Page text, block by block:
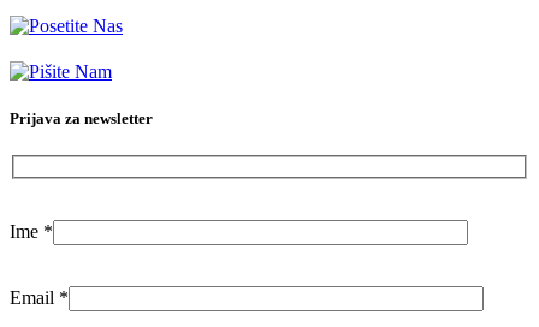
Prijava za newsletter
Ime *
Email *